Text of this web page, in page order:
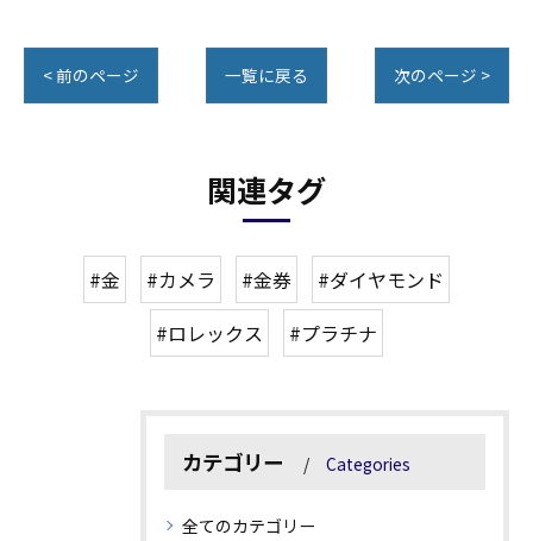
< 前のページ 一覧に戻る 次のページ >
関連タグ
#金 #カメラ #金券
#ダイヤモンド
#ロレックス
#プラチナ
カテゴリー Categories
全てのカテゴリー